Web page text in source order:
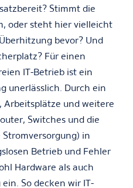
Stimmt die
oder steht hier vielleicht
bevor? Und
Für einen
IT-Betrieb ist ein
unerlässlich. Durch ein
und weitere
Switches und die
in
Betrieb und Fehler
Hardware als auch
So decken wir IT-